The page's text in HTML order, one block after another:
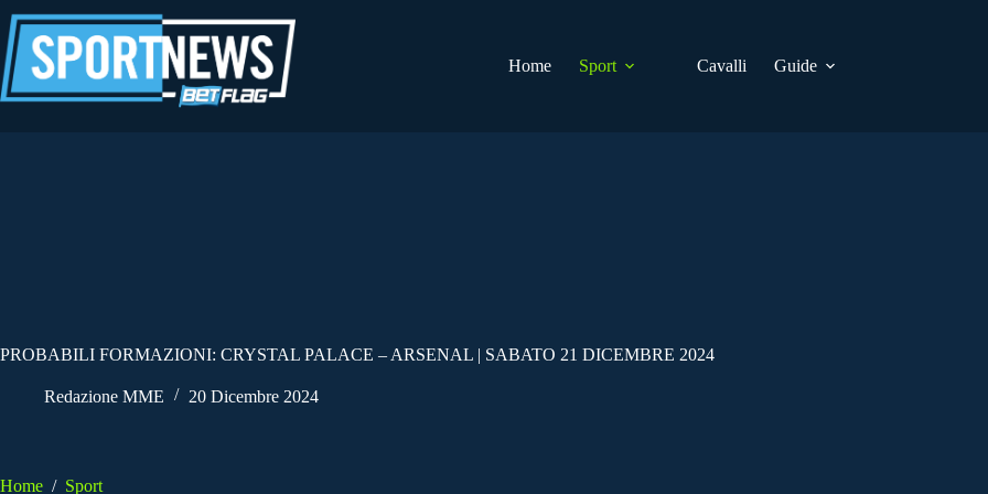
al
contenuto
Home
Sport Cavalli Guide
PROBABILI FORMAZIONI: CRYSTAL PALACE – ARSENAL | SABATO 21 DICEMBRE 2024
Redazione MME 20 Dicembre 2024
Home / Sport